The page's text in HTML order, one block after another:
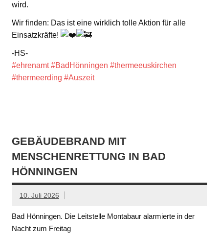
wird.
Wir finden: Das ist eine wirklich tolle Aktion für alle
Einsatzkräfte!
-HS-
#ehrenamt #BadHönningen #thermeeuskirchen
#thermeerding #Auszeit
GEBÄUDEBRAND MIT
MENSCHENRETTUNG IN BAD
HÖNNINGEN
10. Juli 2026
Bad Hönningen. Die Leitstelle Montabaur alarmierte in der
Nacht zum Freitag